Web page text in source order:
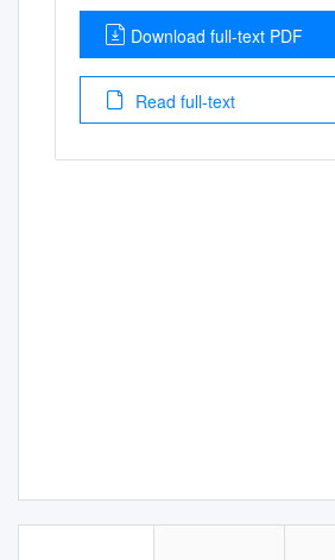
Download full-text PDF
Read full-text